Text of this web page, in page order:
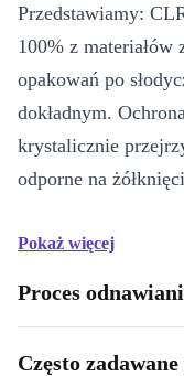
Przedstawiamy:
100% z
opakowań po
dokładnym.
krystalicznie
odporne na
Pokaż więcej
Proces
Często